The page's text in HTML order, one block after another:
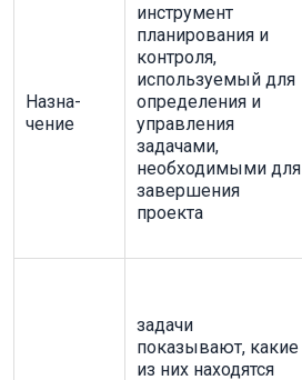
Назна-
чение
инструмент
планирования и
контроля,
используемый для
определения и
управления
задачами,
необходимыми для
завершения
проекта
задачи
показывают, какие
из них находятся